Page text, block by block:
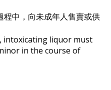
程中，向未成年人售賣或供
intoxicating liquor must
in the course of